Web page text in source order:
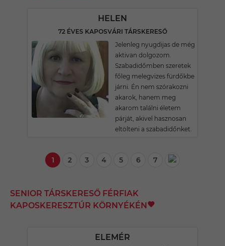
HELEN
72 ÉVES KAPOSVÁRI TÁRSKERESŐ
Jelenleg nyugdijas de még
aktivan dolgozom.
Szabadidőmben szeretek
főleg melegvizes fürdőkbe
járni. Én nem szórakozni
akarok, hanem meg
akarom találni életem
párját, akivel hasznosan
eltölteni a szabadidőnket.
1 2 3 4 5 6 7
SENIOR TÁRSKERESŐ FÉRFIAK
KAPOSKERESZTÚR KÖRNYÉKÉN
ELEMÉR